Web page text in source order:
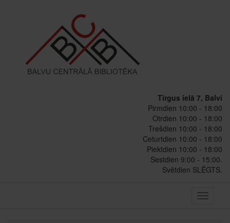
Tirgus ielā 7, Balvi
Pirmdien 10:00 - 18:00
Otrdien 10:00 - 18:00
Trešdien 10:00 - 18:00
Ceturtdien 10:00 - 18:00
Piektdien 10:00 - 18:00
Sestdien 9:00 - 15:00.
Svētdien SLĒGTS.
Toggle